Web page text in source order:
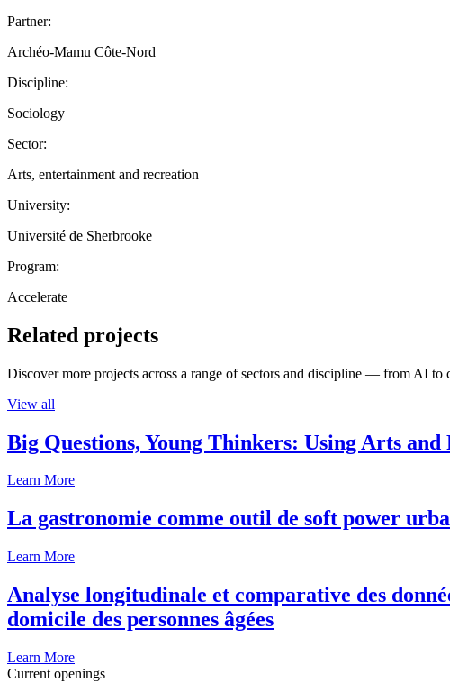
Partner:
Archéo-Mamu Côte-Nord
Discipline:
Sociology
Sector:
Arts, entertainment and recreation
University:
Université de Sherbrooke
Program:
Accelerate
Related projects
Discover more projects across a range of sectors and discipline — from AI to
View all
Big Questions, Young Thinkers: Using Arts
Learn More
La gastronomie comme outil de soft power
Learn More
Analyse longitudinale et comparative des
domicile des personnes âgées
Learn More
Current openings